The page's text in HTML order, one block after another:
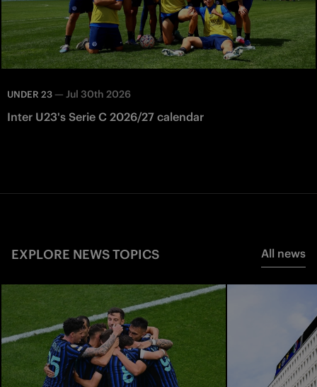
UNDER 23 — Jul 30th 2026
Inter U23's Serie C 2026/27 calendar
EXPLORE NEWS TOPICS All news